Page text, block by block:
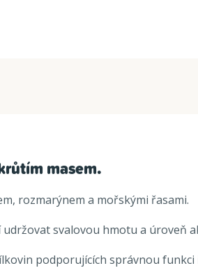
masem.
rozmarýnem a mořskými řasami.
svalovou hmotu a úroveň
podporujících správnou